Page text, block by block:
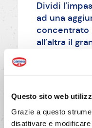
Questo sito web
Grazie a questo
disattivare e
Dividi
ad una
concentrato
all’altra il